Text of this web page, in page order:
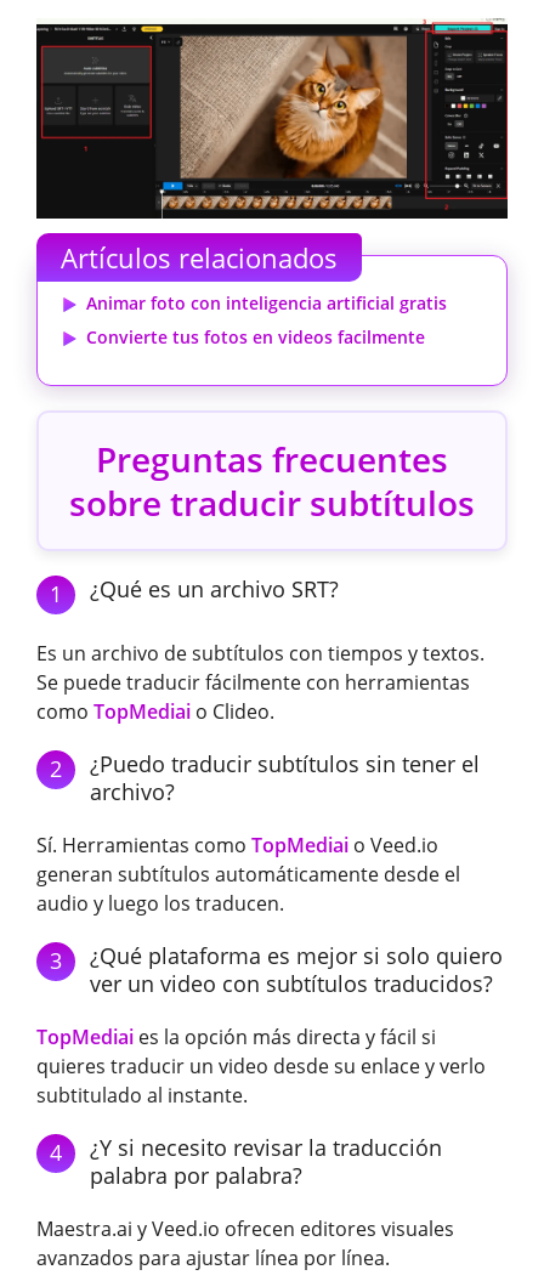
Artículos relacionados
Animar foto con inteligencia artificial gratis
Convierte tus fotos en videos facilmente
Preguntas frecuentes
sobre traducir subtítulos
1 ¿Qué es un archivo SRT?
Es un archivo de subtítulos con tiempos y textos.
Se puede traducir fácilmente con herramientas
como TopMediai o Clideo.
2
¿Puedo traducir subtítulos sin tener el
archivo?
Sí. Herramientas como TopMediai o Veed.io
generan subtítulos automáticamente desde el
audio y luego los traducen.
3
¿Qué plataforma es mejor si solo quiero
ver un video con subtítulos traducidos?
TopMediai es la opción más directa y fácil si
quieres traducir un video desde su enlace y verlo
subtitulado al instante.
4
¿Y si necesito revisar la traducción
palabra por palabra?
Maestra.ai y Veed.io ofrecen editores visuales
avanzados para ajustar línea por línea.